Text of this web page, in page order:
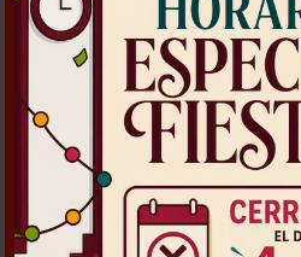
DETALLES DEL PRODUCTO
Elige la cantidad
CALCULADO